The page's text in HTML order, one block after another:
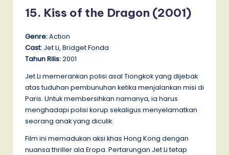
15. Kiss of the Dragon (2001)
Genre:Action
Cast: Jet Li, Bridget Fonda
Tahun Rilis:2001
Jet Li memerankan polisi asal Tiongkok yang dijebak
atas tuduhan pembunuhan ketika menjalankan misi di
Paris. Untuk membersihkan namanya, ia harus
menghadapi polisi korup sekaligus menyelamatkan
seorang anak yang diculik.
Film ini memadukan aksi khas Hong Kong dengan
nuansa thriller ala Eropa. Pertarungan Jet Li tetap